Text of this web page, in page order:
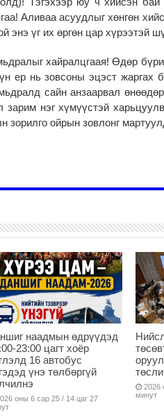
Аливаа асуудлыг хөнгөн
энэ үг их өргөн цар хүрээтэй
хайралцгаая! Өдөр
ер нь зовсоны эцэст жаргах
сайн анзаарвал
зарим нэг хүмүүстэй
зорилго ойрын зовлонг
наадмын өдрүүдэд
23:00 цагт хоёр
16 автобус
үнэ төлбөргүй
оны 6 сар 25 / 14 цаг 27
2026
минут